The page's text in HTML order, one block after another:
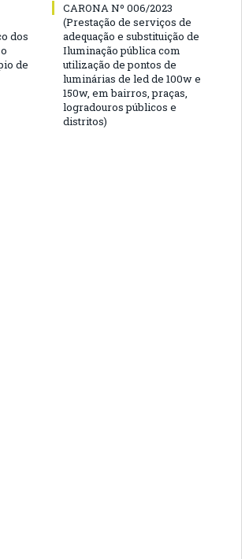
dos
de
CARONA Nº 006/2023
(Prestação de serviços de
adequação e substituição de
Iluminação pública com
utilização de pontos de
luminárias de led de 100w e
150w, em bairros, praças,
logradouros públicos e
distritos)